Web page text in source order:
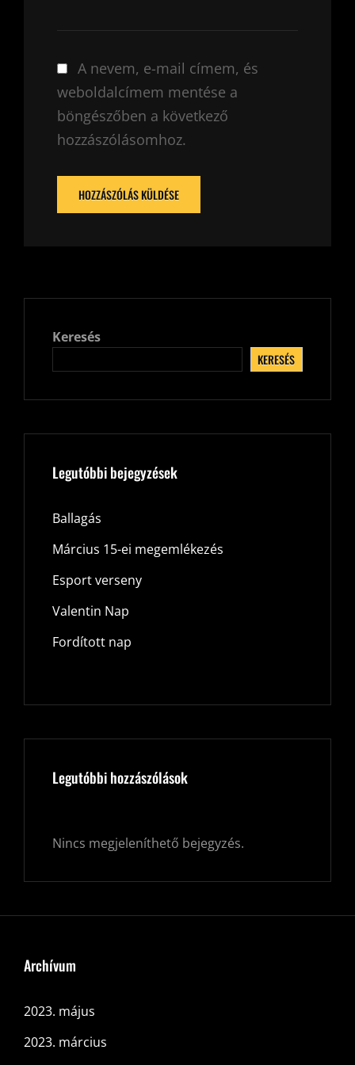
A nevem, e-mail címem, és
weboldalcímem mentése a
böngészőben a következő
hozzászólásomhoz.
Keresés
KERESÉS
Legutóbbi bejegyzések
Ballagás
Március 15-ei megemlékezés
Esport verseny
Valentin Nap
Fordított nap
Legutóbbi hozzászólások
Nincs megjeleníthető bejegyzés.
Archívum
2023. május
2023. március